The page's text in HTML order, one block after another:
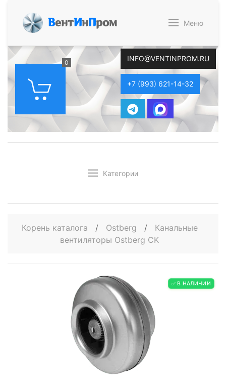
ВентИнПром Меню
0 INFO@VENTINPROM.RU
+7 (993) 621-14-32
Категории
Корень каталога / Ostberg /
Канальные
вентиляторы Ostberg CK
✅ В НАЛИЧИИ